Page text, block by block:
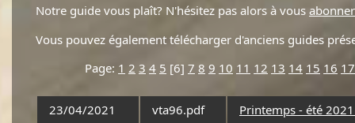
Notre guide vous plaît? N'hésitez pas alors à vous
Vous pouvez également télécharger d'anciens guides
Page: 1 2 3 4 5 [6] 7 8 9 10 11 12 13 14 15 16 17
23/04/2021 vta96.pdf
Printemps - été